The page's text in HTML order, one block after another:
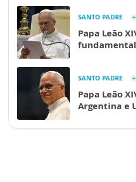
SANTO PADRE
Papa Leão
SANTO PADRE
Papa Leão
Argentina e